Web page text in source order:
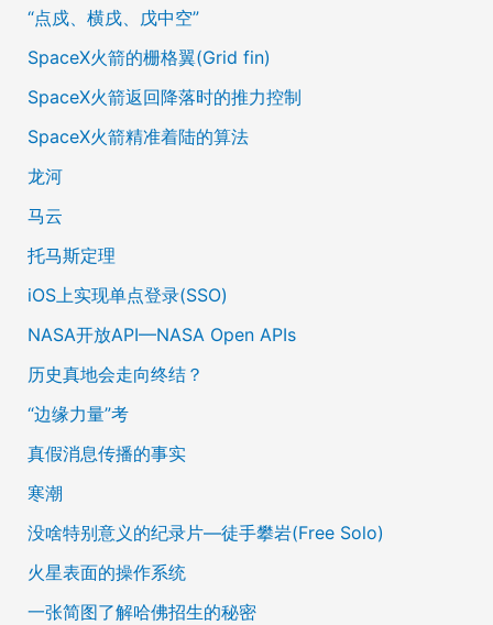
“点戍、横戌、戊中空”
SpaceX火箭的栅格翼(Grid fin)
SpaceX火箭返回降落时的推力控制
SpaceX火箭精准着陆的算法
龙河
马云
托马斯定理
iOS上实现单点登录(SSO)
NASA开放API—NASA Open APIs
历史真地会走向终结？
“边缘力量”考
真假消息传播的事实
寒潮
没啥特别意义的纪录片—徒手攀岩(Free Solo)
火星表面的操作系统
一张简图了解哈佛招生的秘密